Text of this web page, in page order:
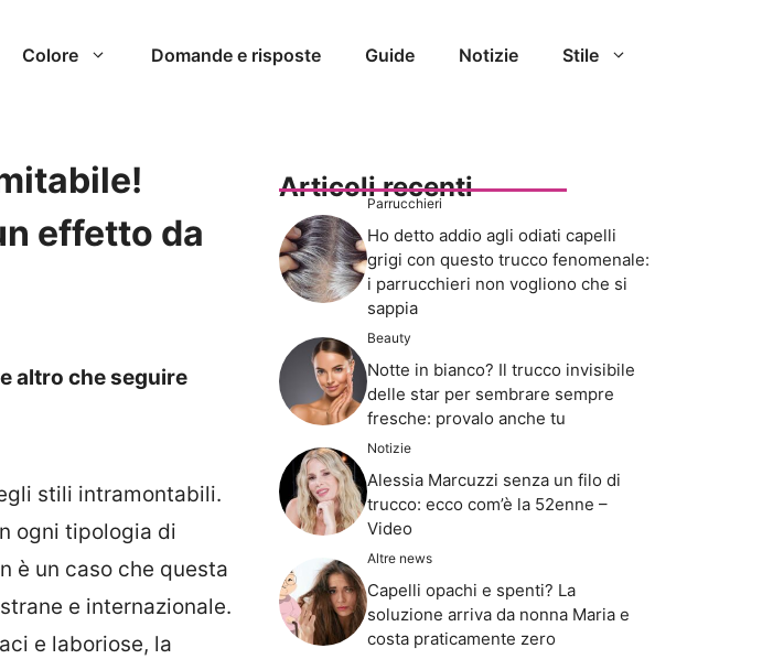
Colore Domande e risposte Guide Notizie Stile
effetto da
altro che seguire
stili intramontabili.
ogni tipologia di
è un caso che questa
e internazionale.
e laboriose, la
Articoli recenti
Parrucchieri
Ho detto addio agli odiati capelli
grigi con questo trucco fenomenale:
i parrucchieri non vogliono che si
sappia
Beauty
Notte in bianco? Il trucco invisibile
delle star per sembrare sempre
fresche: provalo anche tu
Notizie
Alessia Marcuzzi senza un filo di
trucco: ecco com’è la 52enne –
Video
Altre news
Capelli opachi e spenti? La
soluzione arriva da nonna Maria e
costa praticamente zero